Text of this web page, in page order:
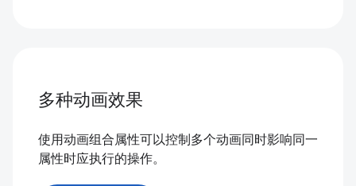
多种动画效果
使用动画组合属性可以控制多个动画同时影响同一
属性时应执行的操作。